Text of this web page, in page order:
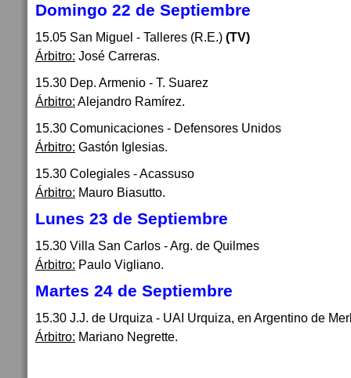
Domingo 22 de Septiembre
15.05 San Miguel - Talleres (R.E.) (TV)
Árbitro: José Carreras.
15.30 Dep. Armenio - T. Suarez
Árbitro: Alejandro Ramírez.
15.30 Comunicaciones - Defensores Unidos
Árbitro: Gastón Iglesias.
15.30 Colegiales - Acassuso
Árbitro: Mauro Biasutto.
Lunes 23 de Septiembre
15.30 Villa San Carlos - Arg. de Quilmes
Árbitro: Paulo Vigliano.
Martes 24 de Septiembre
15.30 J.J. de Urquiza - UAI Urquiza, en Argentino de
Árbitro: Mariano Negrette.